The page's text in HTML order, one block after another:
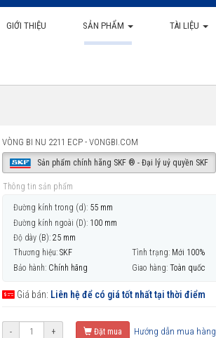
GIỚI THIỆU SẢN PHẨM TÀI LIỆU
VÒNG BI NU 2211 ECP - VONGBI.COM
Sản phẩm chính hãng SKF ® - Đại lý uỷ quyền SKF
Thông tin sản phẩm
Đường kính trong (d): 55 mm
Đường kính ngoài (D): 100 mm
Độ dày (B): 25 mm
Thương hiệu: SKF Tình trạng: Mới 100%
Bảo hành: Chính hãng Giao hàng: Toàn quốc
Giá bán: Liên hệ để có giá tốt nhất tại thời điểm
- + Đặt mua Hướng dẫn mua hàng